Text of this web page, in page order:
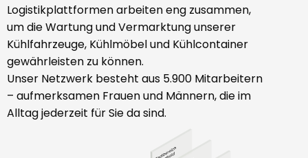
Logistikplattformen arbeiten eng zusammen,
um die Wartung und Vermarktung unserer
Kühlfahrzeuge, Kühlmöbel und Kühlcontainer
gewährleisten zu können.
Unser Netzwerk besteht aus 5.900 Mitarbeitern
– aufmerksamen Frauen und Männern, die im
Alltag jederzeit für Sie da sind.